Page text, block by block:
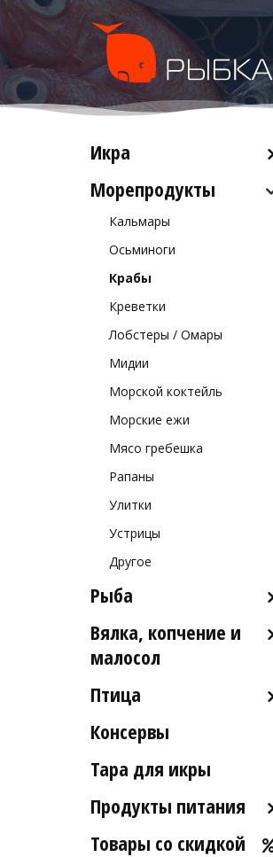
Икра
Красная икра
Морепродукты
Кальмары
Осьминоги
Крабы
Креветки
Лобстеры / Омары
Мидии
Морской коктейль
Морские ежи
Мясо гребешка
Рапаны
Улитки
Устрицы
Другое
Рыба
Рыба деликатесных сортов
Рыба столовых сортов
Вялка, копчение и
малосол
Икра вяленая
Рыба слабосоленая
Рыба холодного и
Птица
Индейка
Консервы
Тара для икры
Продукты питания
Оливковое масло
Товары со скидкой